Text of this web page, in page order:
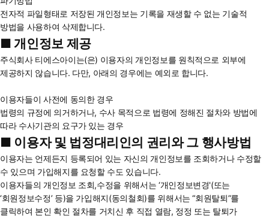
전자적 파일형태로 저장된 개인정보는 기록을 재생할 수 없는 기술적
방법을 사용하여 삭제합니다.
■ 개인정보 제공
주식회사 티에스아이는(은) 이용자의 개인정보를 원칙적으로 외부에
제공하지 않습니다. 다만, 아래의 경우에는 예외로 합니다.
이용자들이 사전에 동의한 경우
법령의 규정에 의거하거나, 수사 목적으로 법령에 정해진 절차와 방법에
따라 수사기관의 요구가 있는 경우
■ 이용자 및 법정대리인의 권리와 그 행사방법
이용자는 언제든지 등록되어 있는 자신의 개인정보를 조회하거나 수정할
수 있으며 가입해지를 요청할 수도 있습니다.
이용자들의 개인정보 조회,수정을 위해서는 ‘개인정보변경'(또는
‘회원정보수정’ 등)을 가입해지(동의철회)를 위해서는 “회원탈퇴”를
클릭하여 본인 확인 절차를 거치신 후 직접 열람, 정정 또는 탈퇴가